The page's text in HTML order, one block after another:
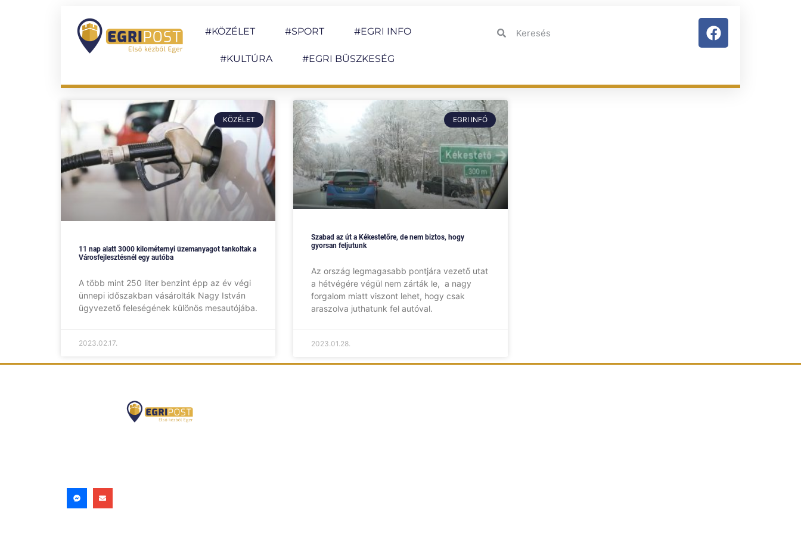
#KÖZÉLET #SPORT #EGRI INFO
#KULTÚRA #EGRI BÜSZKESÉG
KÖZÉLET
11 nap alatt 3000 kilométernyi üzemanyagot tankoltak a
Városfejlesztésnél egy autóba
A több mint 250 liter benzint épp az év végi
ünnepi időszakban vásárolták Nagy István
ügyvezető feleségének különös mesautójába.
2023.02.17.
EGRI INFÓ
Szabad az út a Kékestetőre, de nem biztos, hogy
gyorsan feljutunk
Az ország legmagasabb pontjára vezető utat
a hétvégére végül nem zárták le, a nagy
forgalom miatt viszont lehet, hogy csak
araszolva juthatunk fel autóval.
2023.01.28.